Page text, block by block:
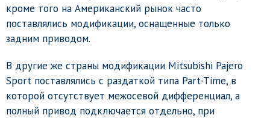
кроме того на Американский рынок часто
поставлялись модификации, оснащенные только
задним приводом.
В другие же страны модификации Mitsubishi Pajero
Sport поставлялись с раздаткой типа Part-Time, в
которой отсутствует межосевой дифференциал, а
полный привод подключается отдельно, при